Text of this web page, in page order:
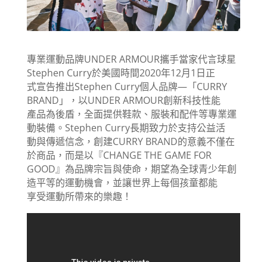
專業運動品牌UNDER ARMOUR攜手當家代言球星
Stephen Curry於美國時間2020年12月1日正
式宣告推出Stephen Curry個人品牌—「CURRY
BRAND」，以UNDER ARMOUR創新科技性能
產品為後盾，全面提供鞋款、服裝和配件等專業運
動裝備。Stephen Curry長期致力於支持公益活
動與傳遞信念，創建CURRY BRAND的意義不僅在
於商品，而是以『CHANGE THE GAME FOR
GOOD』為品牌宗旨與使命，期望為全球青少年創
造平等的運動機會，並讓世界上每個孩童都能
享受運動所帶來的樂趣！